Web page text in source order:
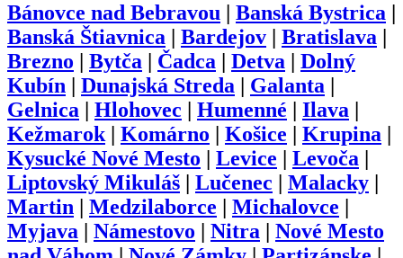
Bánovce nad Bebravou Banská Bystrica
Banská Štiavnica
Bardejov Bratislava
Brezno
Bytča Čadca Detva
Dolný
Kubín
Dunajská Streda Galanta
Gelnica
Hlohovec Humenné Ilava
Kežmarok| Komárno Košice Krupina
Kysucké Nové Mesto
Levice Levoča
Liptovský Mikuláš
Lučenec Malacky
Martin
Medzilaborce Michalovce
Myjava
Námestovo Nitra
Nové Mesto